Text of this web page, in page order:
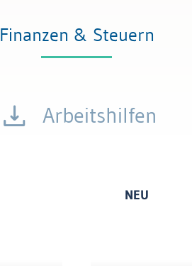
Finanzen & Steuern
Arbeitshilfen
NEU